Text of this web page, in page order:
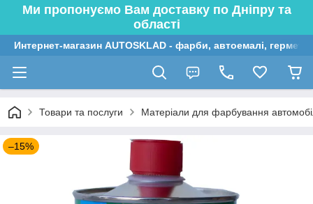
Ми пропонуємо Вам доставку по Дніпру та
області
Интернет-магазин AUTOSKLAD - фарби, автоемалі,
Товари та послуги Матеріали для фарбування
–15%